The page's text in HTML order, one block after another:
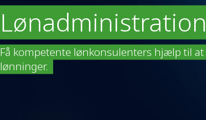
Lønadministration
Få kompetente lønkonsulenters hjælp til
lønninger.